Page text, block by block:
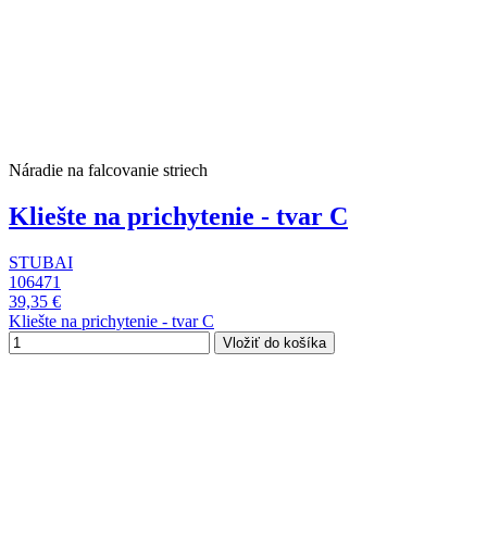
Náradie na falcovanie striech
Kliešte na prichytenie - tvar C
STUBAI
106471
39,35 €
Kliešte na prichytenie - tvar C
Vložiť do košíka